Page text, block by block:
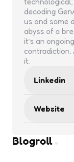
decoding
us and some
abyss of a
it’s an
contradiction.
it.
Linkedin
Website
Blogroll